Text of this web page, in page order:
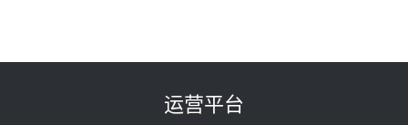
光热示范电站二列蒸汽发生器设备
运营平台